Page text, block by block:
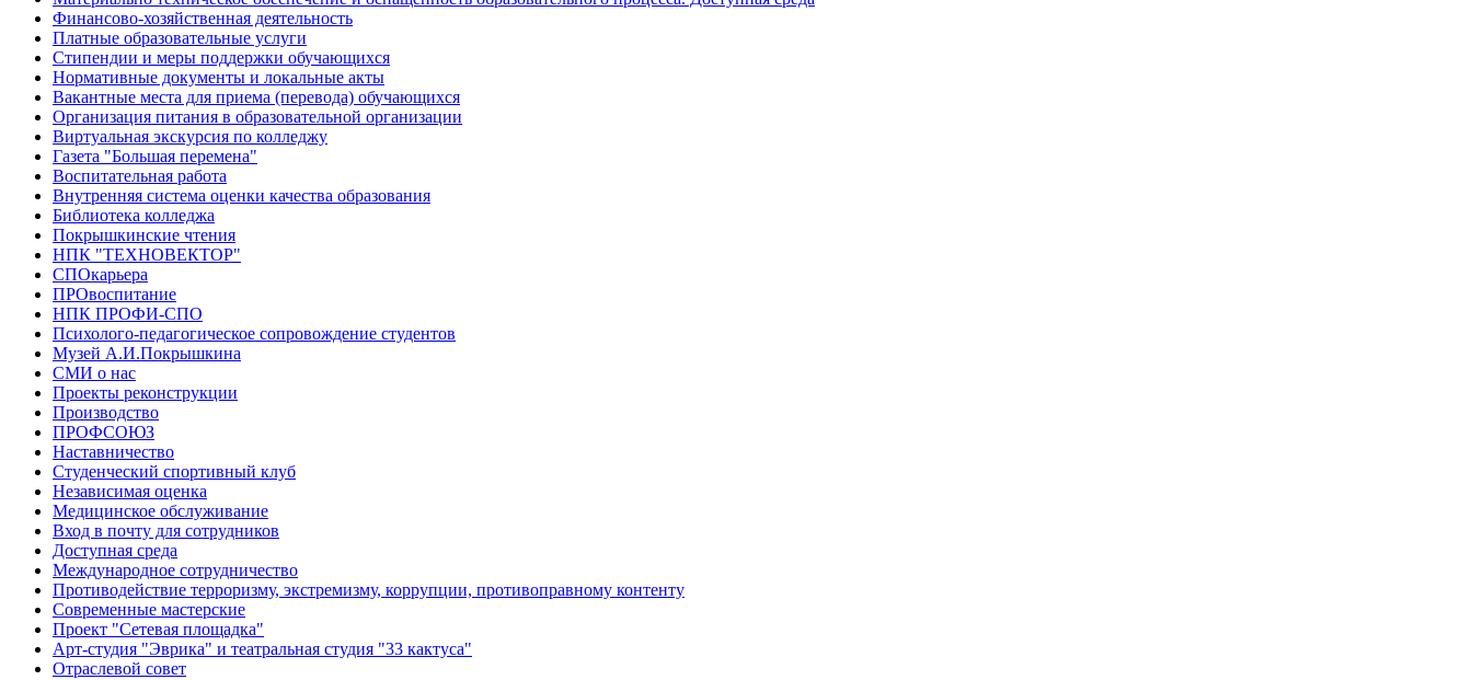
Финансово-хозяйственная деятельность
Платные образовательные услуги
Стипендии и меры поддержки обучающихся
Нормативные документы и локальные акты
Вакантные места для приема (перевода) обучающихся
Организация питания в образовательной организации
Виртуальная экскурсия по колледжу
Газета "Большая перемена"
Воспитательная работа
Внутренняя система оценки качества образования
Библиотека колледжа
Покрышкинские чтения
НПК "ТЕХНОВЕКТОР"
СПОкарьера
ПРОвоспитание
НПК ПРОФИ-СПО
Психолого-педагогическое сопровождение студентов
Музей А.И.Покрышкина
СМИ о нас
Проекты реконструкции
Производство
ПРОФСОЮЗ
Наставничество
Студенческий спортивный клуб
Независимая оценка
Медицинское обслуживание
Вход в почту для сотрудников
Доступная среда
Международное сотрудничество
Противодействие терроризму, экстремизму, коррупции, противоправному контенту
Современные мастерские
Проект "Сетевая площадка"
Арт-студия "Эврика" и театральная студия "33 кактуса"
Отраслевой совет